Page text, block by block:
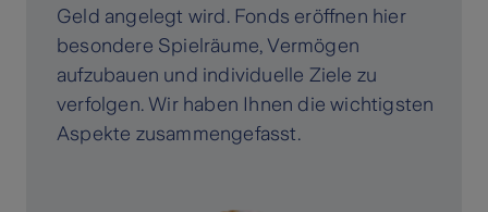
Geld angelegt wird. Fonds eröffnen hier
besondere Spielräume, Vermögen
aufzubauen und individuelle Ziele zu
verfolgen. Wir haben Ihnen die wichtigsten
Aspekte zusammengefasst.